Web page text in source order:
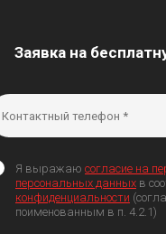
Заявка на
Я выражаю согласие на
персональных данныхв
конфиденциальности
поименованным в п. 4.2.1)